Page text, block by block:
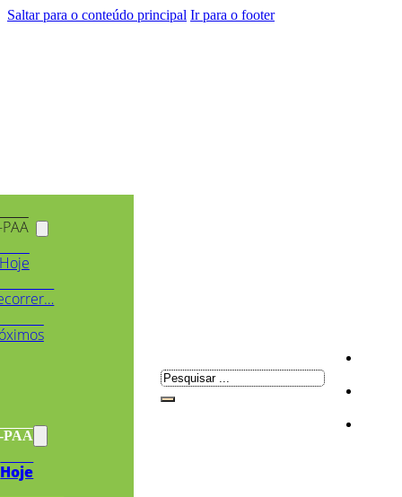
Saltar para o conteúdo principal Ir para o footer
PAA
Hoje
Pesquisar